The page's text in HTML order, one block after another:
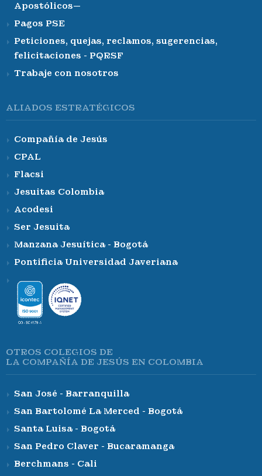
Apostólicos—
Pagos PSE
Peticiones, quejas, reclamos, sugerencias,
felicitaciones - PQRSF
Trabaje con nosotros
ALIADOS ESTRATÉGICOS
Compañía de Jesús
CPAL
Flacsi
Jesuitas Colombia
Acodesi
Ser Jesuita
Manzana Jesuítica - Bogotá
Pontificia Universidad Javeriana
OTROS COLEGIOS DE
LA COMPAÑÍA DE JESÚS EN COLOMBIA
San José - Barranquilla
San Bartolomé La Merced - Bogotá
Santa Luisa - Bogotá
San Pedro Claver - Bucaramanga
Berchmans - Cali